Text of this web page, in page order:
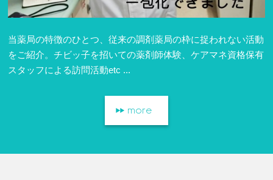
当薬局の特徴のひとつ、従来の調剤薬局の枠に捉われない活動
をご紹介。チビッ子を招いての薬剤師体験、ケアマネ資格保有
スタッフによる訪問活動etc ...
more